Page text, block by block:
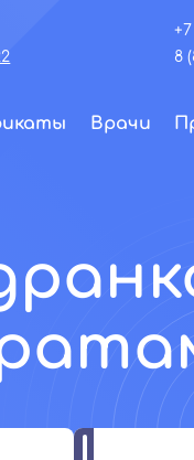
+7
8
Врачи